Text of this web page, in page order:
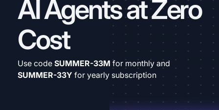
AI Agents at Zero
Cost
Use code SUMMER-33M for monthly and
SUMMER-33Y for yearly subscription